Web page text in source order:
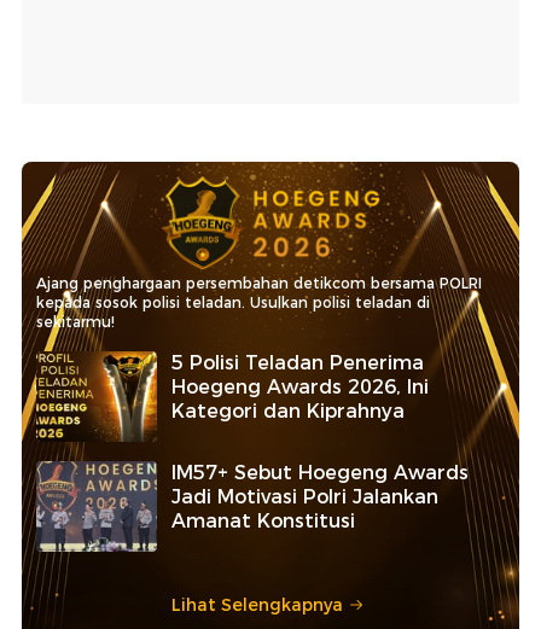
Ajang penghargaan persembahan detikcom bersama POLRI
kepada sosok polisi teladan. Usulkan polisi teladan di
sekitarmu!
5 Polisi Teladan Penerima
Hoegeng Awards 2026, Ini
Kategori dan Kiprahnya
IM57+ Sebut Hoegeng Awards
Jadi Motivasi Polri Jalankan
Amanat Konstitusi
Lihat Selengkapnya